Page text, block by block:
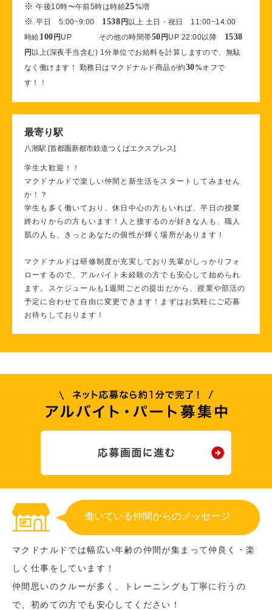
※午後10時〜午前5時は時給25%増
※平日 5:00~9:00 1538円以上 土日・祝日 11:00~14:00
時給100円UP その他の時間帯50円UP 22:00以降 1538
円以上(深夜手当含む) 1分単位でお給料を計算しますので、無駄
なく働けます！ 勤務日はマクドナルド商品が約30%オフで
す！！
最寄り駅
八潮駅 [首都圏新都市鉄道つくばエクスプレス]
学生大歓迎！！
マクドナルドで楽しい仲間と新生活をスタートしてみません
か！？
学生も多く働いており、休日中心の方もいれば、平日の授業
終わりからの方もいます！人と接するのが好きな人も、職人
肌の人も、きっとあなたの個性が輝く場所があります！
マクドナルドは研修制度が充実しており先輩がしっかりフォ
ローするので、アルバイト未経験の方でも安心して始められ
ます。スケジュールも1週間ごとの提出だから、授業や部活の
予定に合わせて自由に変更できます！まずはお気軽にご応募
お待ちしております！
働いている仲間からのメッセージ
マクドナルドでは幅広い年齢の仲間が集まって仲良く・楽
しく仕事をしています！
仲間思いのクルーが多く、トレーニングも丁寧に行うの
で、初めての方でも安心してください！